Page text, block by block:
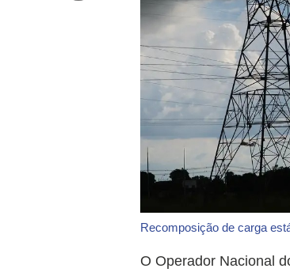
Recomposição de carga
O Operador Nacional